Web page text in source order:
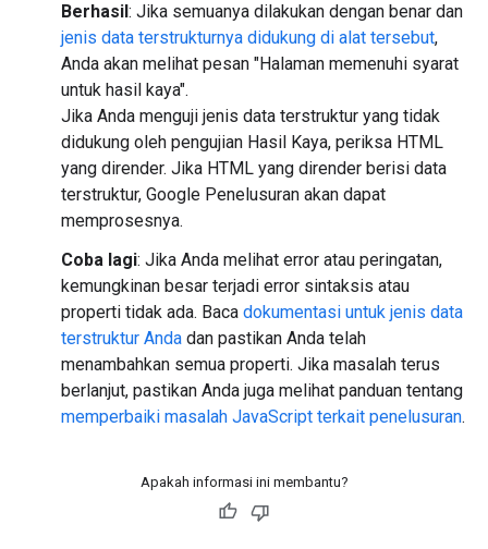
Berhasil: Jika semuanya dilakukan dengan benar dan
jenis data terstrukturnya didukung di alat tersebut,
Anda akan melihat pesan "Halaman memenuhi syarat
untuk hasil kaya".
Jika Anda menguji jenis data terstruktur yang tidak
didukung oleh pengujian Hasil Kaya, periksa HTML
yang dirender. Jika HTML yang dirender berisi data
terstruktur, Google Penelusuran akan dapat
memprosesnya.
Coba lagi: Jika Anda melihat error atau peringatan,
kemungkinan besar terjadi error sintaksis atau
properti tidak ada. Baca dokumentasi untuk jenis data
terstruktur Anda dan pastikan Anda telah
menambahkan semua properti. Jika masalah terus
berlanjut, pastikan Anda juga melihat panduan tentang
memperbaiki masalah JavaScript terkait penelusuran.
Apakah informasi ini membantu?